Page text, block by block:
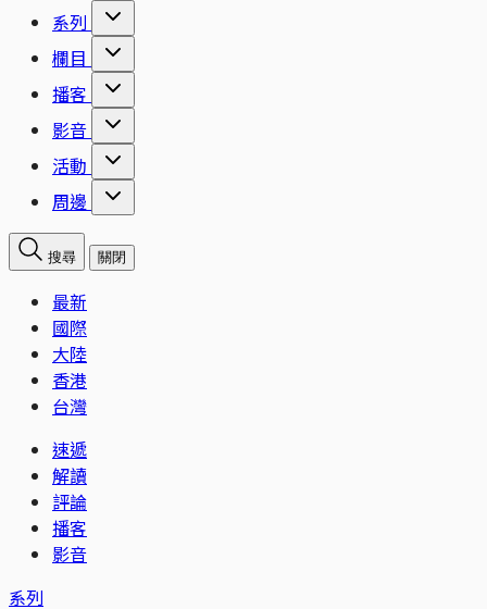
系列
欄目
播客
影音
活動
周邊
搜尋 關閉
最新
國際
大陸
香港
台灣
速遞
解讀
評論
播客
影音
系列